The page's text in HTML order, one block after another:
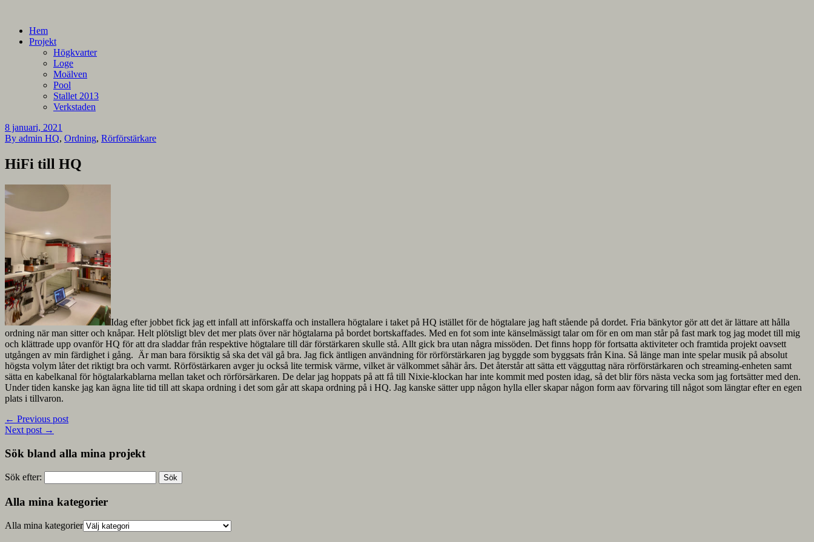
Alla mina projekt
En blogg om mina projekt
Hem
Projekt
Högkvarter
Loge
Moälven
Pool
Stallet 2013
Verkstaden
8 januari, 2021
By admin HQ, Ordning, Rörförstärkare
HiFi till HQ
Idag efter jobbet fick jag ett infall att införskaffa och installera högtalare i taket på HQ istället för de högtalare jag haft stående på dordet. Fria bänkytor gör att det är lättare att hålla
ordning när man sitter och knåpar. Helt plötsligt blev det mer plats över när högtalarna på bordet bortskaffades. Med en fot som inte känselmässigt talar om för en om man står på fast mark tog jag modet till mig
och klättrade upp ovanför HQ för att dra sladdar från respektive högtalare till där förstärkaren skulle stå. Allt gick bra utan några missöden. Det finns hopp för fortsatta aktiviteter och framtida projekt oavsett
utgången av min färdighet i gång. Är man bara försiktig så ska det väl gå bra. Jag fick äntligen användning för rörförstärkaren jag byggde som byggsats från Kina. Så länge man inte spelar musik på absolut
högsta volym låter det riktigt bra och varmt. Rörföstärkaren avger ju också lite termisk värme, vilket är välkommet såhär års. Det återstår att sätta ett vägguttag nära rörförstärkaren och streaming-enheten samt
sätta en kabelkanal för högtalarkablarna mellan taket och rörförsärkaren. De delar jag hoppats på att få till Nixie-klockan har inte kommit med posten idag, så det blir förs nästa vecka som jag fortsätter med den.
Under tiden kanske jag kan ägna lite tid till att skapa ordning i det som går att skapa ordning på i HQ. Jag kanske sätter upp någon hylla eller skapar någon form aav förvaring till något som längtar efter en egen
plats i tillvaron.
← Previous post
Next post →
Sök bland alla mina projekt
Sök efter:
Alla mina kategorier
Alla mina kategorier